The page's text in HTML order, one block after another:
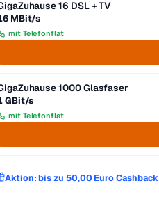
16 DSL + TV
MBit/s
mit Telefonflat
1000 Glasfaser
GBit/s
mit Telefonflat
Aktion: bis zu 50,00 Euro Cashback